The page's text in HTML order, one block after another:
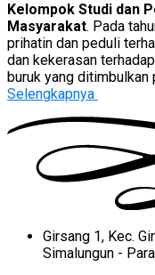
Kelompok Studi dan
Masyarakat. Pada
prihatin dan peduli
dan kekerasan
buruk yang
Selengkapnya
Girsang 1, Kec.
Simalungun -